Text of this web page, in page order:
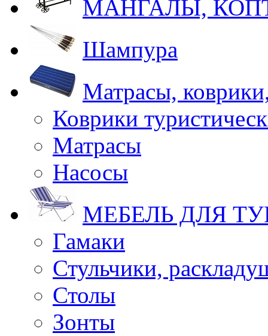
МАНГАЛЫ,
Шампура
Матрасы,
Коврики
Матрасы
Насосы
МЕБЕЛЬ ДЛЯ
Гамаки
Стульчики,
Столы
Зонты